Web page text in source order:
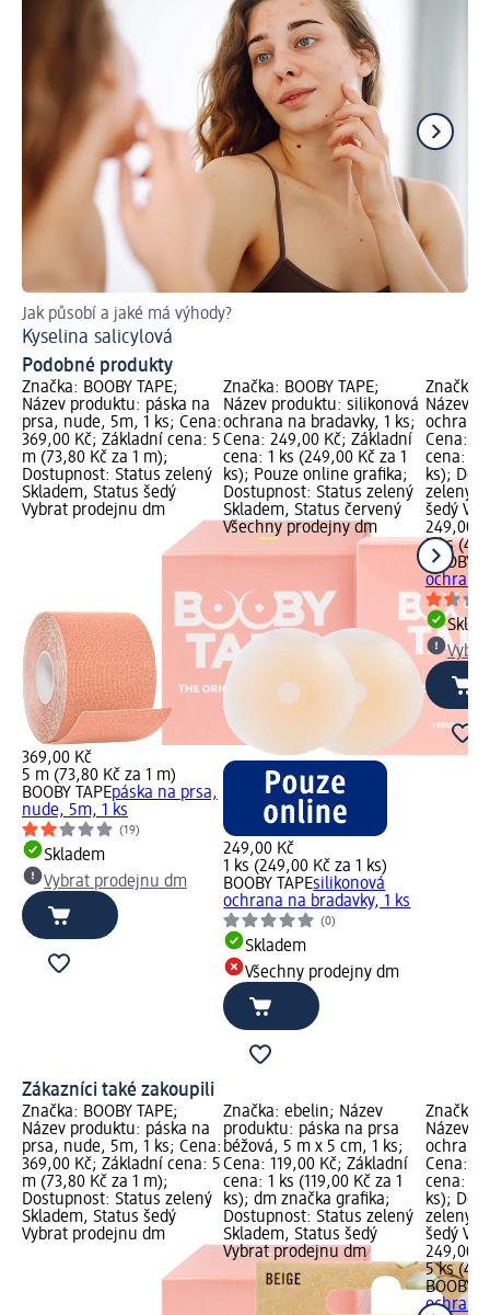
Jak působí a jaké má výhody?
Kyselina salicylová
Podobné produkty
Značka: BOOBY TAPE;
Název produktu: páska na
prsa, nude, 5m, 1 ks; Cena:
369,00 Kč; Základní cena: 5
m (73,80 Kč za 1 m);
Dostupnost: Status zelený
Skladem, Status šedý
Vybrat prodejnu dm
369,00 Kč
5 m (73,80 Kč za 1 m)
BOOBY TAPEpáska na prsa,
nude, 5m, 1 ks
(19)
Skladem
Vybrat prodejnu dm
Značka: BOOBY TAPE;
Název produktu: silikonová
ochrana na bradavky, 1 ks;
Cena: 249,00 Kč; Základní
cena: 1 ks (249,00 Kč za 1
ks); Pouze online grafika;
Dostupnost: Status zelený
Skladem, Status červený
Všechny prodejny dm
249,00 Kč
1 ks (249,00 Kč za 1 ks)
BOOBY TAPEsilikonová
ochrana na bradavky, 1 ks
(0)
Skladem
Všechny prodejny dm
Značka:
Název
ochrana
Cena:
cena: 5
ks);
zelený
šedý
249,00
5 ks
BOOBY
ochrana
Zákazníci také zakoupili
Značka: BOOBY TAPE;
Název produktu: páska na
prsa, nude, 5m, 1 ks; Cena:
369,00 Kč; Základní cena: 5
m (73,80 Kč za 1 m);
Dostupnost: Status zelený
Skladem, Status šedý
Vybrat prodejnu dm
Značka: ebelin; Název
produktu: páska na prsa
béžová, 5 m x 5 cm, 1 ks;
Cena: 119,00 Kč; Základní
cena: 1 ks (119,00 Kč za 1
ks); dm značka grafika;
Dostupnost: Status zelený
Skladem, Status šedý
Vybrat prodejnu dm
Značka:
Název
ochrana
Cena:
cena: 5
ks);
zelený
šedý
249,00
5 ks
BOOBY
ochrana